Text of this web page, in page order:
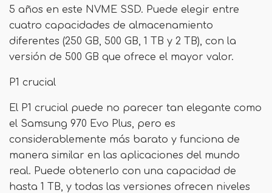
5 años en este NVME SSD. Puede elegir entre
cuatro capacidades de almacenamiento
diferentes (250 GB, 500 GB, 1 TB y 2 TB), con la
versión de 500 GB que ofrece el mayor valor.
P1 crucial
El P1 crucial puede no parecer tan elegante como
el Samsung 970 Evo Plus, pero es
considerablemente más barato y funciona de
manera similar en las aplicaciones del mundo
real. Puede obtenerlo con una capacidad de
hasta 1 TB, y todas las versiones ofrecen niveles